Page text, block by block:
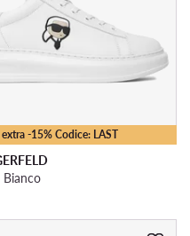
extra -15% Codice: LAST
Bianco